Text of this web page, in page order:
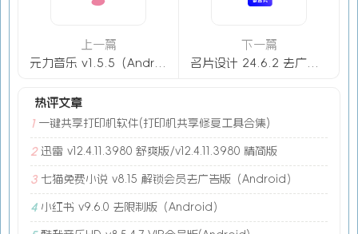
上一篇
下一篇
热评文章
1 一键共享打印机软件(打印机共享修复工具合集)
2 迅雷 v12.4.11.3980 舒爽版/v12.4.11.3980 精简版
3 七猫免费小说 v8.15 解锁会员去广告版（Android）
4 小红书 v9.6.0 去限制版（Android）